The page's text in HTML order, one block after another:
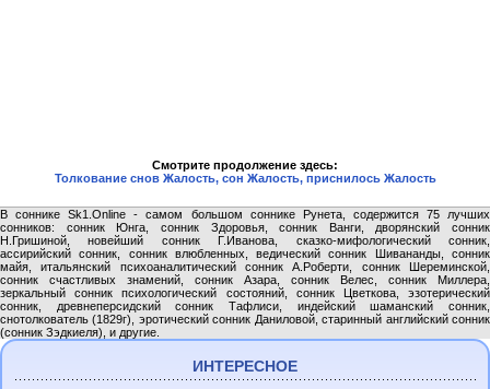
Смотрите продолжение здесь:
Толкование снов Жалость, сон Жалость, приснилось Жалость
В соннике Sk1.Online - самом большом соннике Рунета, содержится 75 лучших
сонников: сонник Юнга, сонник Здоровья, сонник Ванги, дворянский сонник
Н.Гришиной, новейший сонник Г.Иванова, сказко-мифологический сонник,
ассирийский сонник, сонник влюбленных, ведический сонник Шивананды, сонник
майя, итальянский психоаналитический сонник А.Роберти, сонник Шереминской,
сонник счастливых знамений, сонник Азара, сонник Велес, сонник Миллера,
зеркальный сонник психологический состояний, сонник Цветкова, эзотерический
сонник, древнеперсидский сонник Тафлиси, индейский шаманский сонник,
снотолкователь (1829г), эротический сонник Даниловой, старинный английский сонник
(сонник Зэдкиеля), и другие.
ИНТЕРЕСНОЕ